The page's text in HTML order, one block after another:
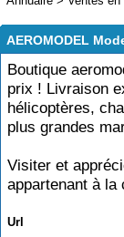
AEROMODEL
Boutique
prix ! Livraison
hélicoptères,
plus grandes
Visiter et
appartenant à la
Url